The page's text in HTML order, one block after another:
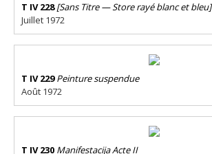
T IV 228 [Sans Titre — Store rayé blanc et bleu]
Juillet 1972
T IV 229 Peinture suspendue
Août 1972
T IV 230 Manifestacija Acte II